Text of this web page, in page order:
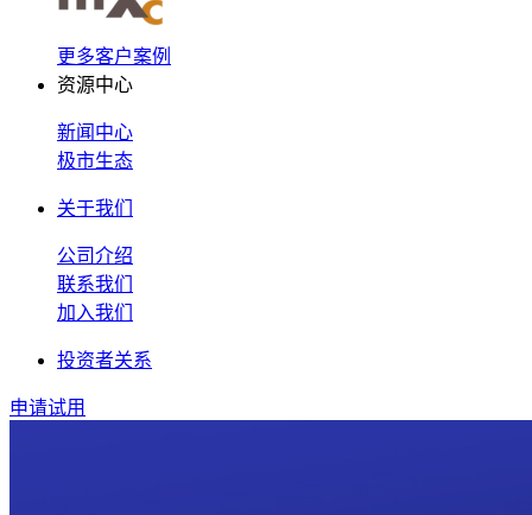
更多客户案例
资源中心
新闻中心
极市生态
关于我们
公司介绍
联系我们
加入我们
投资者关系
申请试用